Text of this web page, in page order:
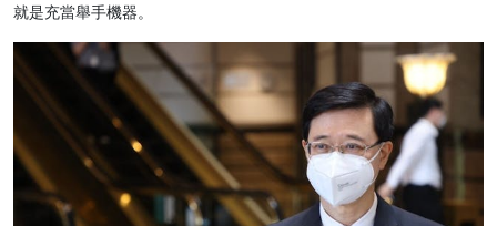
就是充當舉手機器。